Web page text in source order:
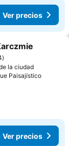
Ver precios
la ciudad
Paisajístico
Ver precios